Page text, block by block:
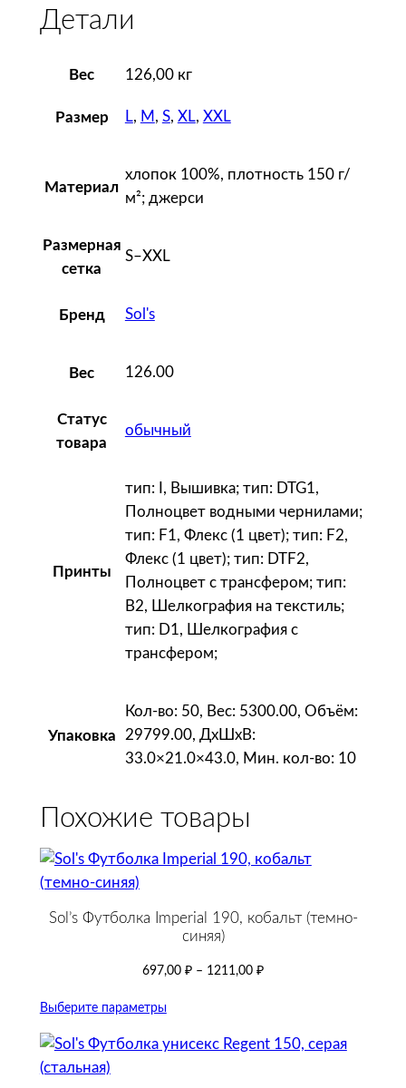
я
W
e
Детали
Вес 126,00 кг
Размер L, M , S, XL, XXL
Материал
хлопок 100%, плотность 150 г/
м²; джерси
Размерная
сетка
S–XXL
Бренд Sol's
Вес 126.00
Статус
товара
обычный
Принты
тип: I, Вышивка; тип: DTG1,
Полноцвет водными чернилами;
тип: F1, Флекс (1 цвет); тип: F2,
Флекс (1 цвет); тип: DTF2,
Полноцвет с трансфером; тип:
B2, Шелкография на текстиль;
тип: D1, Шелкография с
трансфером;
Упаковка
Кол-во: 50, Вес: 5300.00, Объём:
29799.00, ДxШxВ:
33.0×21.0×43.0, Мин. кол-во: 10
Похожие товары
Sol’s Футболка Imperial 190, кобальт (темно-
синяя)
697,00 ₽ – 1211,00 ₽
Выберите параметры